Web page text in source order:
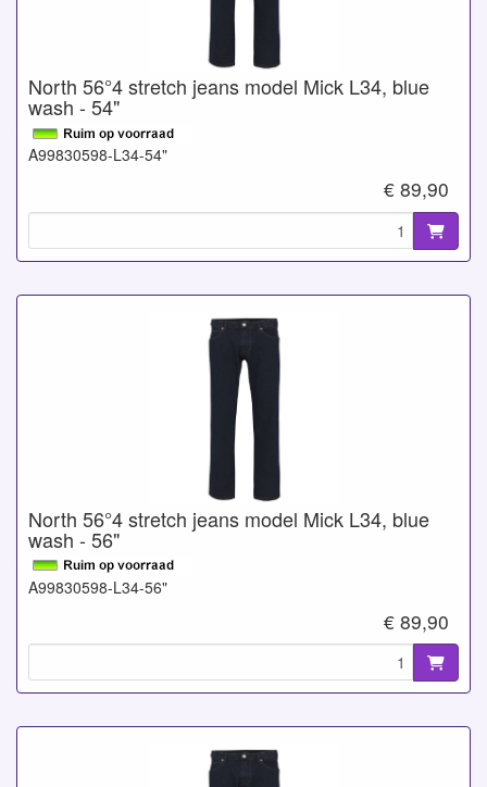
North 56°4 stretch jeans model Mick L34, blue
wash - 54"
A99830598-L34-54"
€ 89,90
North 56°4 stretch jeans model Mick L34, blue
wash - 56"
A99830598-L34-56"
€ 89,90